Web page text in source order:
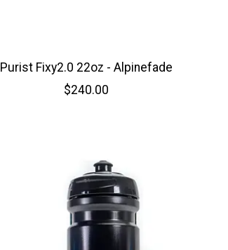
Purist Fixy2.0 22oz - Alpinefade
$240.00